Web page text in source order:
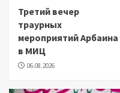
Третий вечер
траурных
мероприятий Арбаина
в МИЦ
06.08.2026